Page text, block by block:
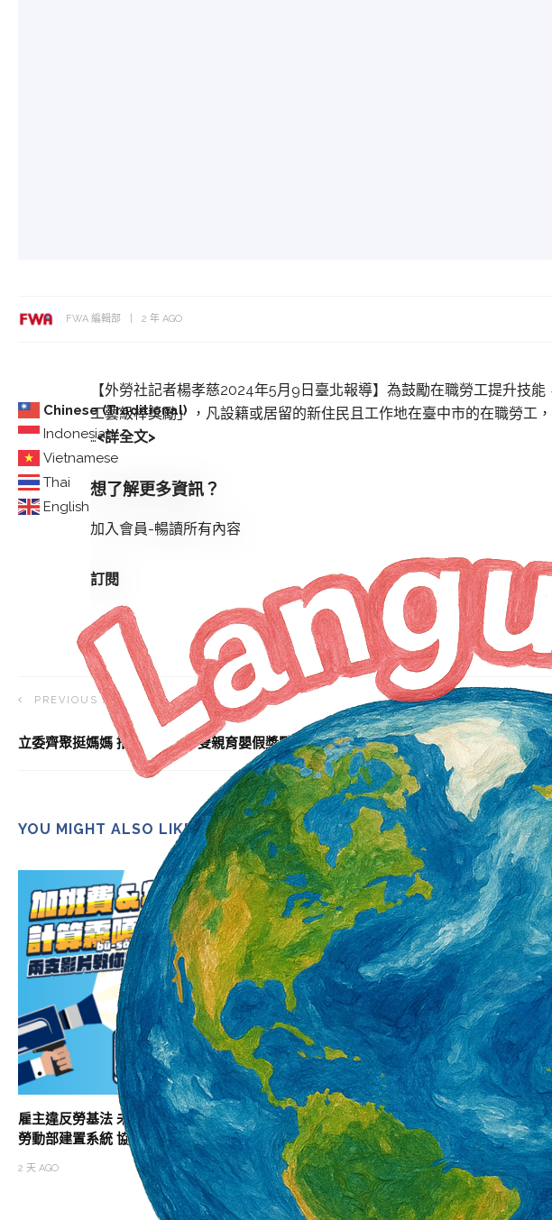
Chinese (Traditional)
Indonesian
Vietnamese
Thai
English
FWA 編輯部 2 年 AGO
【外勞社記者楊孝慈2024年5月9日臺北報導】為鼓勵在職勞工提升技
工藝級棒獎勵」，凡設籍或居留的新住民且工作地在臺中市的在職勞工
…<詳全文>
想了解更多資訊？
加入會員-暢讀所有內容
訂閱
PREVIOUS ARTICLE
立委齊聚挺媽媽 推動親職假、雙親育嬰假獎勵
YOU MIGHT ALSO LIKE
雇主違反勞基法 未依法給付加班費居冠
勞動部建置系統 協助勞雇快速試算加班費
2 天 AGO
助攻職涯升級 北分署產投下半年開辦900
班次
2 天 AGO